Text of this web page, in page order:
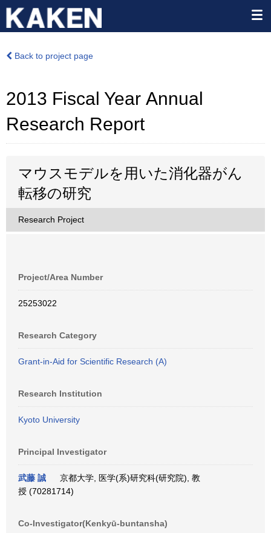
Back to project page
2013 Fiscal Year Annual
Research Report
マウスモデルを用いた消化器がん
転移の研究
Research Project
Project/Area Number
25253022
Research Category
Grant-in-Aid for Scientific Research (A)
Research Institution
Kyoto University
Principal Investigator
武藤 誠
京都大学, 医学(系)研究科(研究院), 教
授 (70281714)
Co-Investigator(Kenkyū-buntansha)